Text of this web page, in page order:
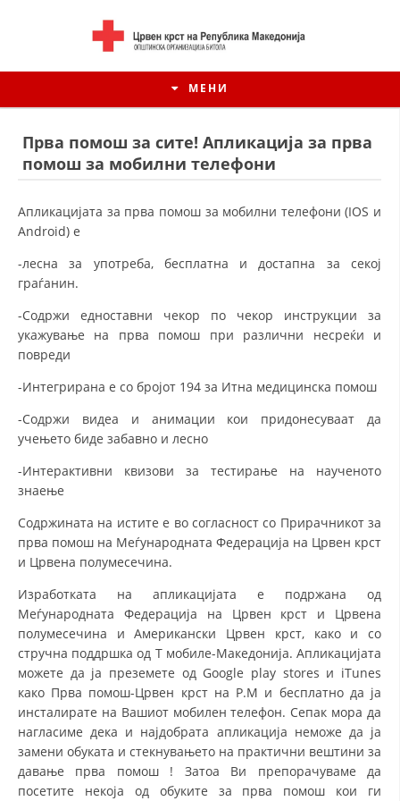
МЕНИ
ИСТОРИЈАТ НА ЦКРМ
КОНТАКТ ИНФОРМАЦИИ
ЧЛЕНСТВО ВО ПРОФЕСИОНАЛНИ ТЕЛА
ЗАКОН ЗА ЦКРМ
ОРГАНИЗАЦИЈА И РАЗВОЈ
РАКОВОДЕН ОДБОР
СОБРАНИЕ
СТРУКТУРА И ОРГАНИЗАЦИОНА ПОСТАВЕНОСТ
Прва помош за сите! Апликација за прва
помош за мобилни телефони
Апликацијата за прва помош за мобилни телефони (IOS и
Android) е
-лесна за употреба, бесплатна и достапна за секој
граѓанин.
-Содржи едноставни чекор по чекор инструкции за
укажување на прва помош при различни несреќи и
повреди
-Интегриранa e со бројот 194 за Итна медицинска помош
-Содржи видеа и анимации кои придонесуваат да
учењето биде забавно и лесно
-Интерактивни квизови за тестирање на наученото
знаење
Содржината на истите е во согласност со Прирачникот за
прва помош на Меѓународната Федерација на Црвен крст
и Црвена полумесечина.
Изработката на апликацијата е подржана од
Меѓународната Федерација на Црвен крст и Црвена
полумесечина и Американски Црвен крст, како и со
стручна поддршка од Т мобиле-Македонија. Апликацијата
можете да ја преземете од Google play stores и iTunes
како Прва помош-Црвен крст на Р.М и бесплатно да ја
инсталирате на Вашиот мобилен телефон. Сепак мора да
нагласиме дека и најдобрата апликација неможе да ја
замени обуката и стекнувањето на практични вештини за
давање прва помош ! Затоа Ви препорачуваме да
посетите некоја од обуките за прва помош кои ги